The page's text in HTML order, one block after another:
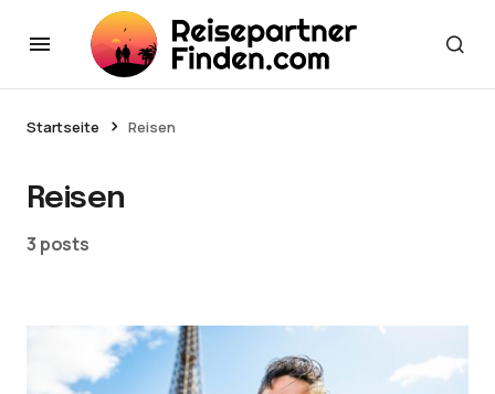
Startseite Reisen
Reisen
3 posts